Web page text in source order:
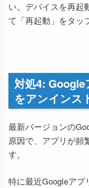
い。デバイスを再起
て「再起動」をタッ
対処4:
をアンインス
最新バージョンの
原因で、アプリが頻
す。
特に最近Googleア